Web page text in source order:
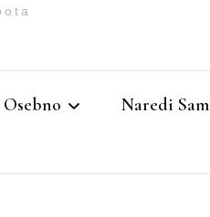
Osebno Naredi Sam